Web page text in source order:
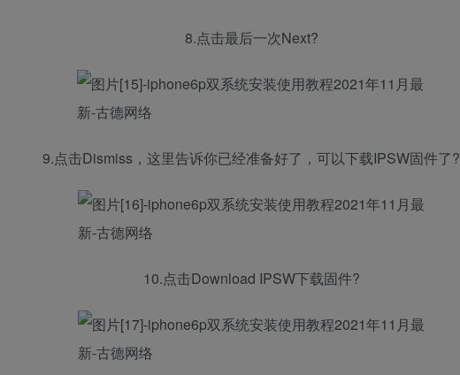
8.点击最后一次Next?
9.点击Dismiss，这里告诉你已经准备好了，可以下载IPSW固件了?
10.点击Download IPSW下载固件?